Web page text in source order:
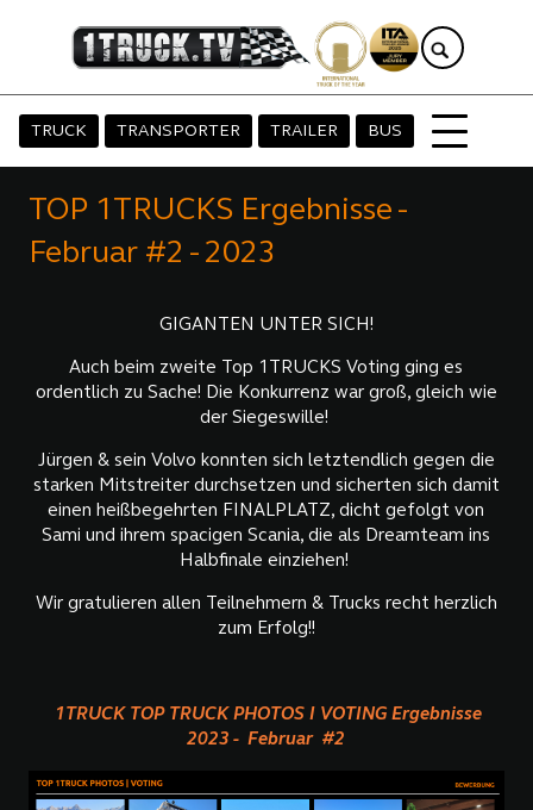
TRUCK TRANSPORTER TRAILER BUS
TOP 1TRUCKS Ergebnisse -
Februar #2 - 2023
GIGANTEN UNTER SICH!
Auch beim zweite Top 1TRUCKS Voting ging es
ordentlich zu Sache! Die Konkurrenz war groß, gleich wie
der Siegeswille!
Jürgen & sein Volvo konnten sich letztendlich gegen die
starken Mitstreiter durchsetzen und sicherten sich damit
einen heißbegehrten FINALPLATZ, dicht gefolgt von
Sami und ihrem spacigen Scania, die als Dreamteam ins
Halbfinale einziehen!
Wir gratulieren allen Teilnehmern & Trucks recht herzlich
zum Erfolg!!
1TRUCK TOP TRUCK PHOTOS I VOTING Ergebnisse
2023 - Februar #2